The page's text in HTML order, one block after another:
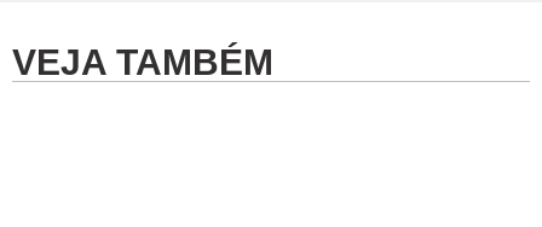
VEJA TAMBÉM